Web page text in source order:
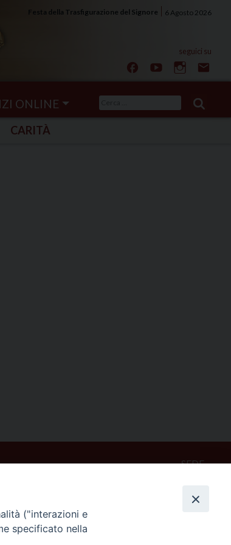
6 Agosto 2026
Festa della Trasfigurazione del Signore
ONLINE
per:
CARITÀ
SEDE
02047 Poggio Mirteto (Rieti)
("interazioni e
specificato nella